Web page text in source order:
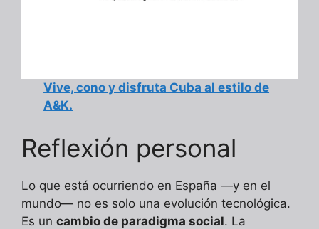
Vive, cono y disfruta Cuba al estilo de
A&K.
Reflexión personal
Lo que está ocurriendo en España —y en el
mundo— no es solo una evolución tecnológica.
Es un cambio de paradigma social. La